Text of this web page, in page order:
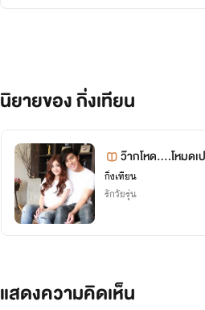
นิยายของ กิ่งเทียน
ว๊ากโหด....โหมดเ
กิ่งเทียน
รักวัยรุ่น
แสดงความคิดเห็น